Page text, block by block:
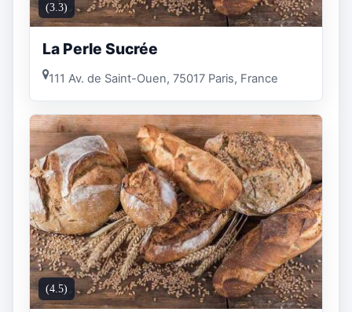
(3.3)
La Perle Sucrée
111 Av. de Saint-Ouen, 75017 Paris, France
(4.5)